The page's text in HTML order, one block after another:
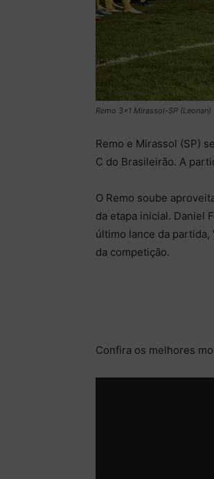
Remo 3×1 Mirassol-SP (Leonan)
Remo e Mirassol (SP)
C do Brasileirão. A
O Remo soube
da etapa inicial. Daniel
último lance da
da competição.
Confira os melhores